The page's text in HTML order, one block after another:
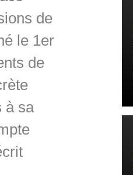
de
le 1er
de
à sa